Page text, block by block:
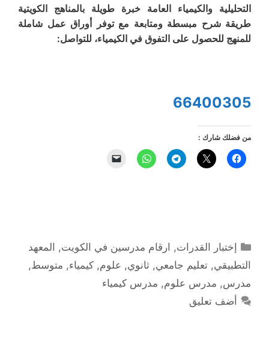
التحليلية والكيمياء العامة خبرة طويلة بالمناهج الكويتية
طريقة شرح مبسطة ومتابعة مع توفر أوراق عمل شاملة
للمنهج للحصول على التفوق في الكيمياء، للتواصل:
66400305
من فضلك شارك :
التصنيفات
إختبار القدرات, ارقام مدرسين في الكويت, المعهد
التطبيقي, تعليم جامعي, ثانوي, علوم, كيمياء, متوسط,
مدرس, مدرس علوم, مدرس كيمياء
أضف تعليق